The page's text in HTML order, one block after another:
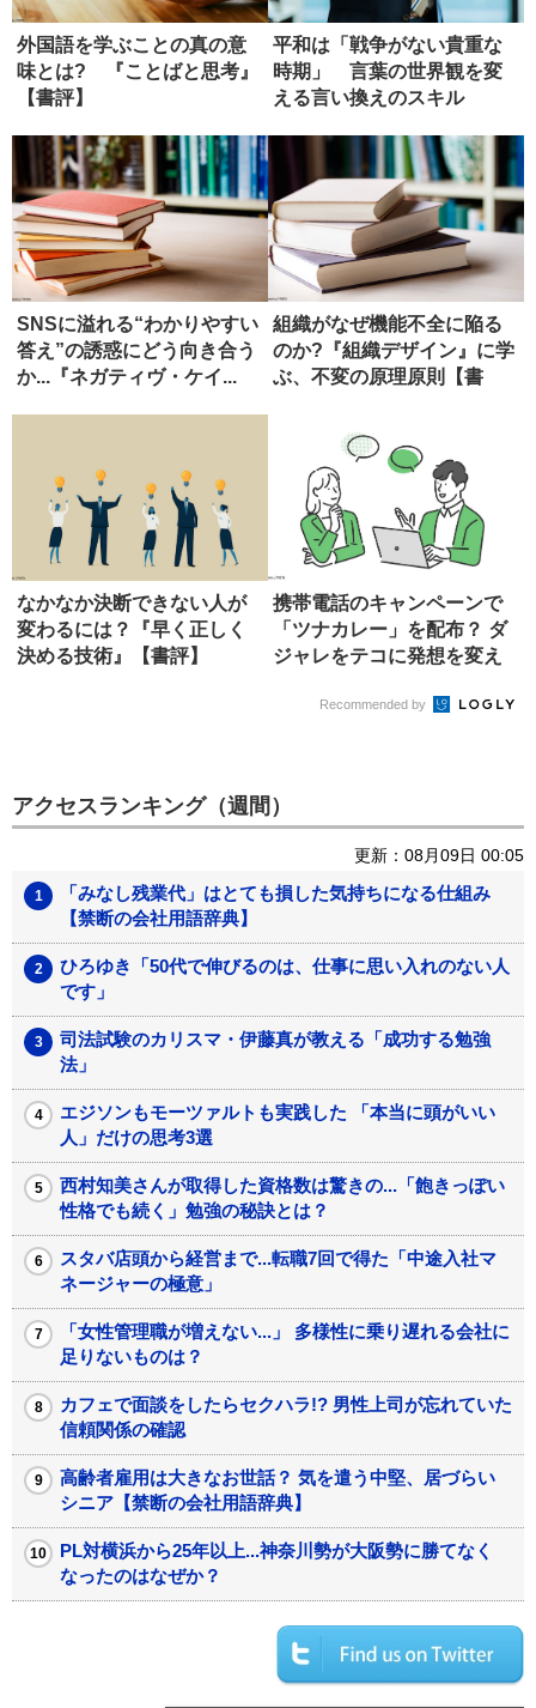
外国語を学ぶことの真の意
味とは? 『ことばと思考』
【書評】
平和は「戦争がない貴重な
時期」 言葉の世界観を変
える言い換えのスキル
SNSに溢れる“わかりやすい
答え”の誘惑にどう向き合う
か...『ネガティヴ・ケイ...
組織がなぜ機能不全に陥る
のか?『組織デザイン』に学
ぶ、不変の原理原則【書
なかなか決断できない人が
変わるには？『早く正しく
決める技術』【書評】
携帯電話のキャンペーンで
「ツナカレー」を配布？ ダ
ジャレをテコに発想を変え
Recommended by
アクセスランキング（週間）
更新：08月09日 00:05
「みなし残業代」はとても損した気持ちになる仕組み
【禁断の会社用語辞典】
ひろゆき「50代で伸びるのは、仕事に思い入れのない人
です」
司法試験のカリスマ・伊藤真が教える「成功する勉強
法」
エジソンもモーツァルトも実践した 「本当に頭がいい
人」だけの思考3選
西村知美さんが取得した資格数は驚きの...「飽きっぽい
性格でも続く」勉強の秘訣とは？
スタバ店頭から経営まで...転職7回で得た「中途入社マ
ネージャーの極意」
「女性管理職が増えない...」 多様性に乗り遅れる会社に
足りないものは？
カフェで面談をしたらセクハラ!? 男性上司が忘れていた
信頼関係の確認
高齢者雇用は大きなお世話？ 気を遣う中堅、居づらい
シニア【禁断の会社用語辞典】
PL対横浜から25年以上...神奈川勢が大阪勢に勝てなく
なったのはなぜか？